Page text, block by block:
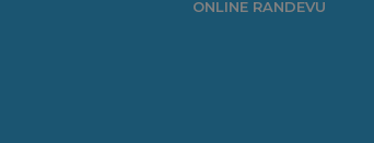
ONLINE RANDEVU